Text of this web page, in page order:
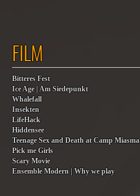
FILM
Bitteres Fest
Ice Age | Am Siedepunkt
Whalefall
Insekten
LifeHack
Hiddensee
Teenage Sex and Death at Camp Miasma
Pick me Girls
Scary Movie
Ensemble Modern | Why we play